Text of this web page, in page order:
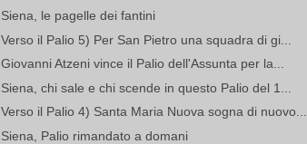
Siena, le pagelle dei fantini
Verso il Palio 5) Per San Pietro una squadra di gi...
Giovanni Atzeni vince il Palio dell'Assunta per la...
Siena, chi sale e chi scende in questo Palio del 1...
Verso il Palio 4) Santa Maria Nuova sogna di nuovo...
Siena, Palio rimandato a domani